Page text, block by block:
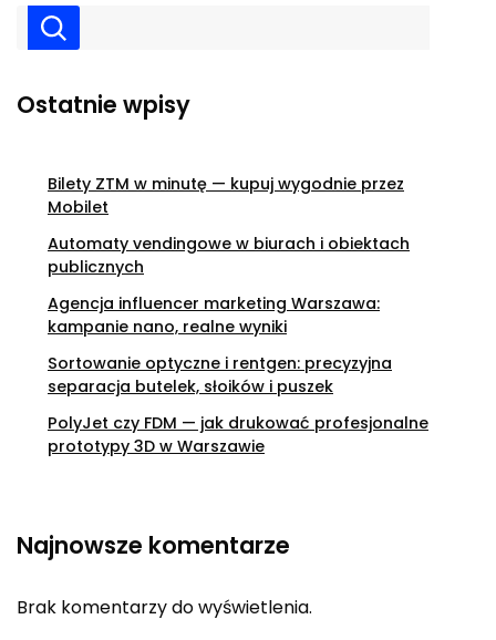
Ostatnie wpisy
Bilety ZTM w minutę — kupuj wygodnie przez
Mobilet
Automaty vendingowe w biurach i obiektach
publicznych
Agencja influencer marketing Warszawa:
kampanie nano, realne wyniki
Sortowanie optyczne i rentgen: precyzyjna
separacja butelek, słoików i puszek
PolyJet czy FDM — jak drukować profesjonalne
prototypy 3D w Warszawie
Najnowsze komentarze
Brak komentarzy do wyświetlenia.